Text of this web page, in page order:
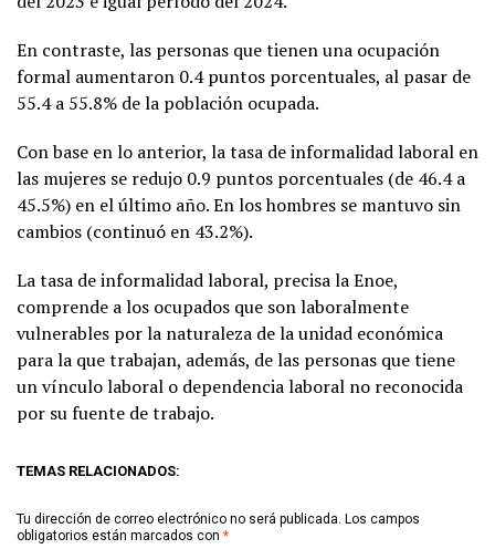
En contraste, las personas que tienen una ocupación
formal aumentaron 0.4 puntos porcentuales, al pasar de
55.4 a 55.8% de la población ocupada.
Con base en lo anterior, la tasa de informalidad laboral en
las mujeres se redujo 0.9 puntos porcentuales (de 46.4 a
45.5%) en el último año. En los hombres se mantuvo sin
cambios (continuó en 43.2%).
La tasa de informalidad laboral, precisa la Enoe,
comprende a los ocupados que son laboralmente
vulnerables por la naturaleza de la unidad económica
para la que trabajan, además, de las personas que tiene
un vínculo laboral o dependencia laboral no reconocida
por su fuente de trabajo.
TEMAS RELACIONADOS:
Tu dirección de correo electrónico no será publicada. Los campos
obligatorios están marcados con *